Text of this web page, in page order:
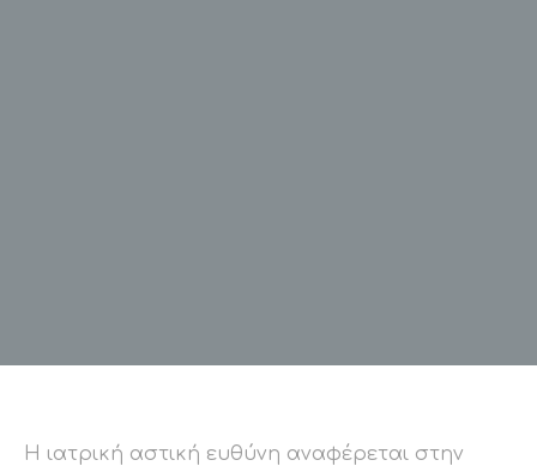
Η ιατρική αστική ευθύνη αναφέρεται στην